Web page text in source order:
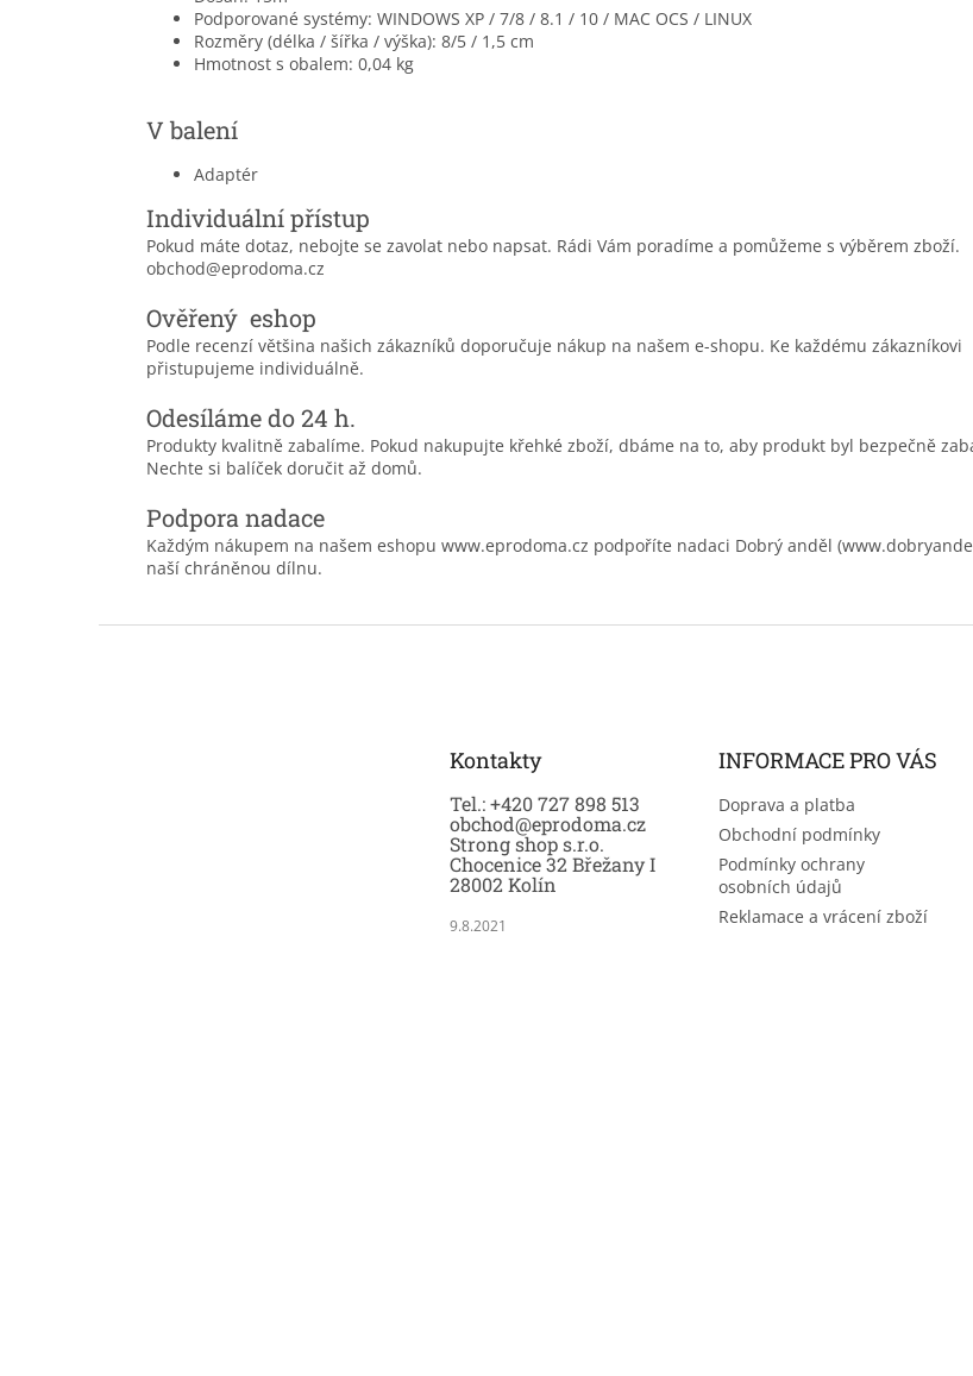
Podporované systémy: WINDOWS XP / 7/8 / 8.1 / 10 / MAC OCS / LINUX
Rozměry (délka / šířka / výška): 8/5 / 1,5 cm
Hmotnost s obalem: 0,04 kg
V balení
Adaptér
Individuální přístup
Pokud máte dotaz, nebojte se zavolat nebo napsat. Rádi Vám poradíme a pomůžeme s výběrem zboží.
obchod@eprodoma.cz
Ověřený eshop
Podle recenzí většina našich zákazníků doporučuje nákup na našem e-shopu. Ke každému zákazníkovi
přistupujeme individuálně.
Odesíláme do 24 h.
Produkty kvalitně zabalíme. Pokud nakupujte křehké zboží, dbáme na to, aby produkt byl bezpečně
Nechte si balíček doručit až domů.
Podpora nadace
Každým nákupem na našem eshopu www.eprodoma.cz podpoříte nadaci Dobrý anděl
naší chráněnou dílnu.
Kontakty
Tel.: +420 727 898 513
obchod@eprodoma.cz
Strong shop s.r.o.
Chocenice 32 Břežany I
28002 Kolín
9.8.2021
INFORMACE PRO VÁS
Doprava a platba
Obchodní podmínky
Podmínky ochrany
osobních údajů
Reklamace a vrácení zboží